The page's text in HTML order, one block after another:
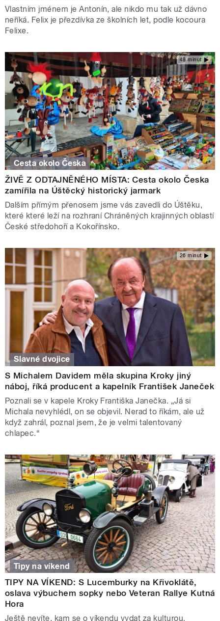
Vlastním jménem je Antonín, ale nikdo mu tak už dávno
neříká. Felix je přezdívka ze školních let, podle kocoura
Felixe.
49 minut
Cesta okolo Česka
ŽIVĚ Z ODTAJNĚNÉHO MÍSTA: Cesta okolo Česka
zamířila na Úštěcký historický jarmark
Dalším přímým přenosem jsme vás zavedli do Úštěku,
které které leží na rozhraní Chráněných krajinných oblastí
České středohoří a Kokořínsko.
26 minut
Slavné dvojice
S Michalem Davidem měla skupina Kroky jiný
náboj, říká producent a kapelník František Janeček
Poznali se v kapele Kroky Františka Janečka. „Já si
Michala nevyhlédl, on se objevil. Nerad to říkám, ale už
když zahrál, poznal jsem, že je velmi talentovaný
chlapec.“
Tipy na víkend
TIPY NA VÍKEND: S Lucemburky na Křivoklátě,
oslava výbuchem sopky nebo Veteran Rallye Kutná
Hora
Ještě nevíte, kam se o víkendu vydat za kulturou,